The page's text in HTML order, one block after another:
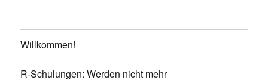
Willkommen!
R-Schulungen: Werden nicht mehr